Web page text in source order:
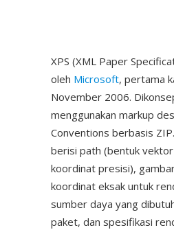
XPS (XML Paper
oleh Microsoft, pertama
November 2006.
menggunakan markup
Conventions berbasis
berisi path (bentuk
koordinat presisi),
koordinat eksak untuk
sumber daya yang
paket, dan spesifikasi